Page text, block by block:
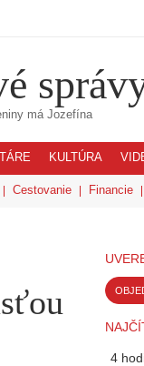
má Jozefína
KULTÚRA
Cestovanie Financie
4